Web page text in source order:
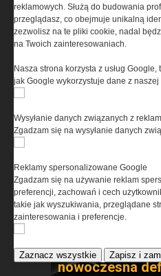
Security Expo
liderów branży
bezpieczeństwa
Benelli Nova 3
nowoczesna
reklamowych. Służą do budowania
przeglądasz, co obejmuje unikalną
zezwolisz na te pliki cookie, nadal
na Twoich zainteresowaniach.
Nasza strona korzysta z usług
jak Google wykorzystuje dane z
Wysyłanie danych związanych z
Zgadzam się na wysyłanie danych
Reklamy spersonalizowane Google
Zgadzam się na używanie reklam
preferencji, zachowań i cech
takie jak wyszukiwania, przeglądane
zainteresowania i preferencje.
Zaznacz wszystkie Zapisz i